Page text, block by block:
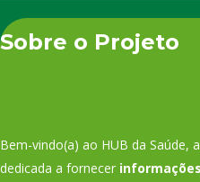
Sobre o Projeto
Bem-vindo(a) ao HUB da Saúde,
dedicada a fornecer